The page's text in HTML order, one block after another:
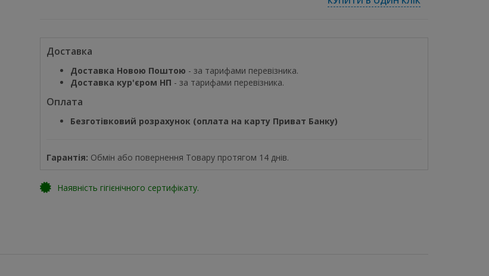
Доставка
Доставка Новою Поштою - за тарифами перевізника.
Доставка кур'єром НП - за тарифами перевізника.
Оплата
Безготівковий розрахунок (оплата на карту Приват Банку)
Гарантія: Обмін або повернення Товару протягом 14 днів.
Наявність гігієнічного сертифікату.